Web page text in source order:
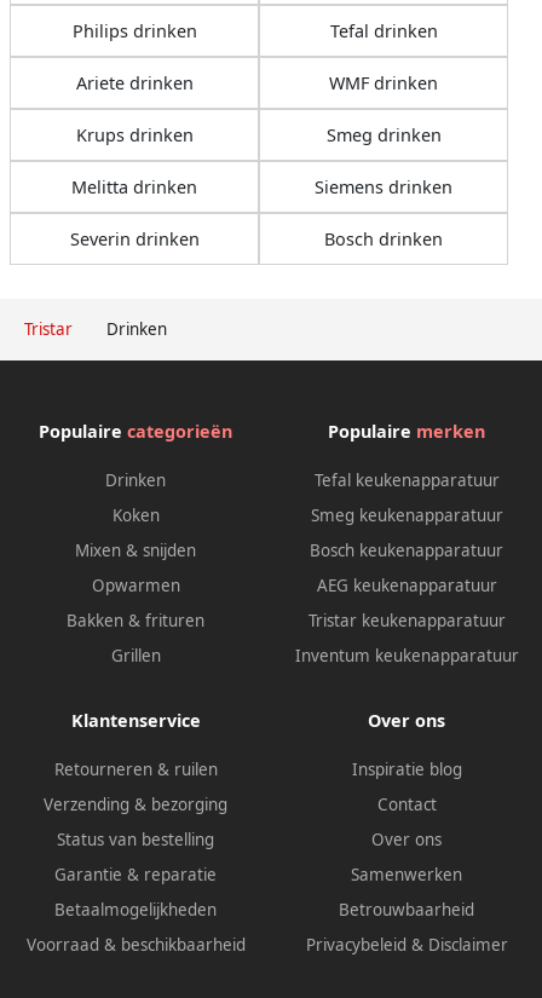
Tristar Drinken
Philips drinken Tefal drinken
Ariete drinken WMF drinken
Krups drinken Smeg drinken
Melitta drinken Siemens drinken
Severin drinken Bosch drinken
Populaire categorieën
Drinken
Koken
Mixen & snijden
Opwarmen
Bakken & frituren
Grillen
Populaire merken
Tefal keukenapparatuur
Smeg keukenapparatuur
Bosch keukenapparatuur
AEG keukenapparatuur
Tristar keukenapparatuur
Inventum keukenapparatuur
Klantenservice
Retourneren & ruilen
Verzending & bezorging
Status van bestelling
Garantie & reparatie
Betaalmogelijkheden
Voorraad & beschikbaarheid
Over ons
Inspiratie blog
Contact
Over ons
Samenwerken
Betrouwbaarheid
Privacybeleid & Disclaimer